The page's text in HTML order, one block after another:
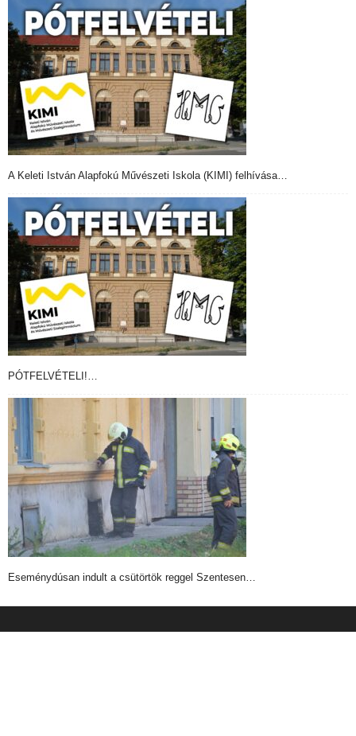
A Keleti István Alapfokú Művészeti Iskola (KIMI) felhívása…
PÓTFELVÉTELI!…
Eseménydúsan indult a csütörtök reggel Szentesen…